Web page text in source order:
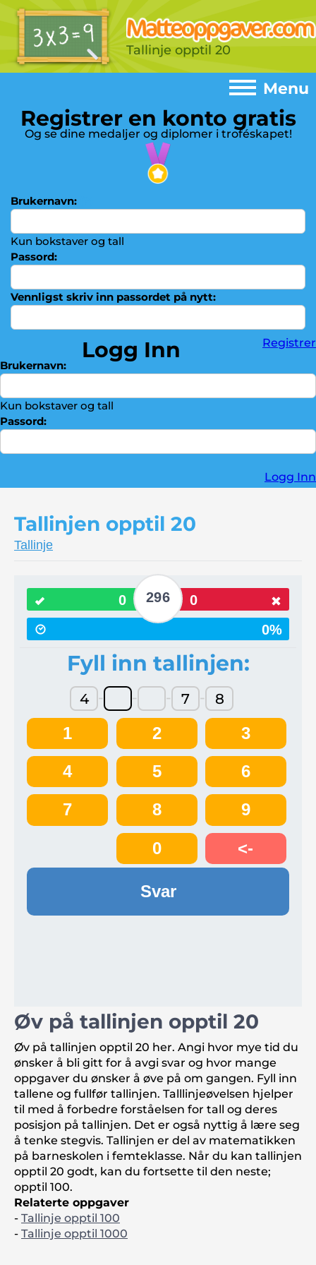
Tallinje opptil 20
Registrer en konto gratis
Og se dine medaljer og diplomer i troféskapet!
Brukernavn:
Kun bokstaver og tall
Passord:
Vennligst skriv inn passordet på nytt:
Registrer
Logg Inn
Brukernavn:
Kun bokstaver og tall
Passord:
Logg Inn
Tallinjen opptil 20
Tallinje
296
0
0
0%
Fyll inn tallinjen:
4 - - - 7 - 8
1 2 3
4 5 6
7 8 9
0 <-
Svar
Øv på tallinjen opptil 20
Øv på tallinjen opptil 20 her. Angi hvor mye tid du
ønsker å bli gitt for å avgi svar og hvor mange
oppgaver du ønsker å øve på om gangen. Fyll inn
tallene og fullfør tallinjen. Talllinjeøvelsen hjelper
til med å forbedre forståelsen for tall og deres
posisjon på tallinjen. Det er også nyttig å lære seg
å tenke stegvis. Tallinjen er del av matematikken
på barneskolen i femteklasse. Når du kan tallinjen
opptil 20 godt, kan du fortsette til den neste;
opptil 100.
Relaterte oppgaver
- Tallinje opptil 100
- Tallinje opptil 1000
Menu
Menu
► Addisjon
► Subtraksjon
► Gangetabeller
► Multiplikasjon
► Troféskap
► Kontakt oss